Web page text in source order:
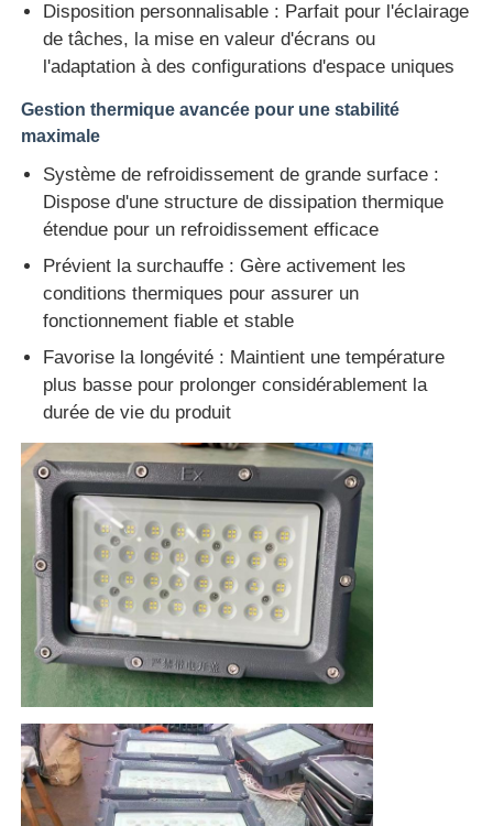
Disposition personnalisable : Parfait pour l'éclairage
de tâches, la mise en valeur d'écrans ou
l'adaptation à des configurations d'espace uniques
Gestion thermique avancée pour une stabilité
maximale
Système de refroidissement de grande surface :
Dispose d'une structure de dissipation thermique
étendue pour un refroidissement efficace
Prévient la surchauffe : Gère activement les
conditions thermiques pour assurer un
fonctionnement fiable et stable
Favorise la longévité : Maintient une température
plus basse pour prolonger considérablement la
durée de vie du produit